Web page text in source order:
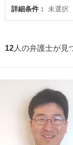
すすめです。
詳細条件 未選択
12 人の弁護士が見